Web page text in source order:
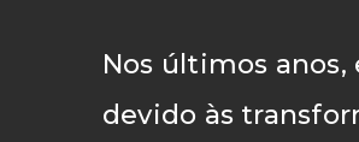
Nos últimos
devido às